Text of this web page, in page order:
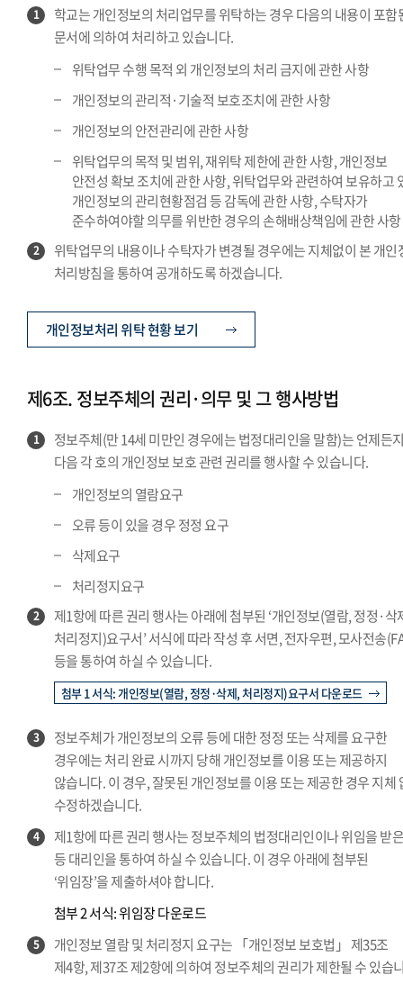
1
학교는 개인정보의 처리업무를 위탁하는 경우 다음의 내용이 포함
문서에 의하여 처리하고 있습니다.
위탁업무 수행 목적 외 개인정보의 처리 금지에 관한 사항
개인정보의 관리적·기술적 보호조치에 관한 사항
개인정보의 안전관리에 관한 사항
위탁업무의 목적 및 범위, 재위탁 제한에 관한 사항, 개인정보
안전성 확보 조치에 관한 사항, 위탁업무와 관련하여 보유하고
개인정보의 관리현황점검 등 감독에 관한 사항, 수탁자가
준수하여야할 의무를 위반한 경우의 손해배상책임에 관한 사항
2
위탁업무의 내용이나 수탁자가 변경될 경우에는 지체없이 본 개인
처리방침을 통하여 공개하도록 하겠습니다.
개인정보처리 위탁 현황 보기
제6조. 정보주체의 권리·의무 및 그 행사방법
1
정보주체(만 14세 미만인 경우에는 법정대리인을 말함)는 언제든
다음 각 호의 개인정보 보호 관련 권리를 행사할 수 있습니다.
개인정보의 열람요구
오류 등이 있을 경우 정정 요구
삭제요구
처리정지요구
2
제1항에 따른 권리 행사는 아래에 첨부된 ‘개인정보(열람, 정정·삭
처리정지)요구서’ 서식에 따라 작성 후 서면, 전자우편, 모사전송
등을 통하여 하실 수 있습니다.
첨부 1 서식: 개인정보(열람, 정정·삭제, 처리정지)요구서 다운로드
3
정보주체가 개인정보의 오류 등에 대한 정정 또는 삭제를 요구한
경우에는 처리 완료 시까지 당해 개인정보를 이용 또는 제공하지
않습니다. 이 경우, 잘못된 개인정보를 이용 또는 제공한 경우 지체
수정하겠습니다.
4
제1항에 따른 권리 행사는 정보주체의 법정대리인이나 위임을 받
등 대리인을 통하여 하실 수 있습니다. 이 경우 아래에 첨부된
‘위임장’을 제출하셔야 합니다.
첨부 2 서식: 위임장 다운로드
5
개인정보 열람 및 처리정지 요구는 「개인정보 보호법」 제35조
제4항, 제37조 제2항에 의하여 정보주체의 권리가 제한될 수 있습